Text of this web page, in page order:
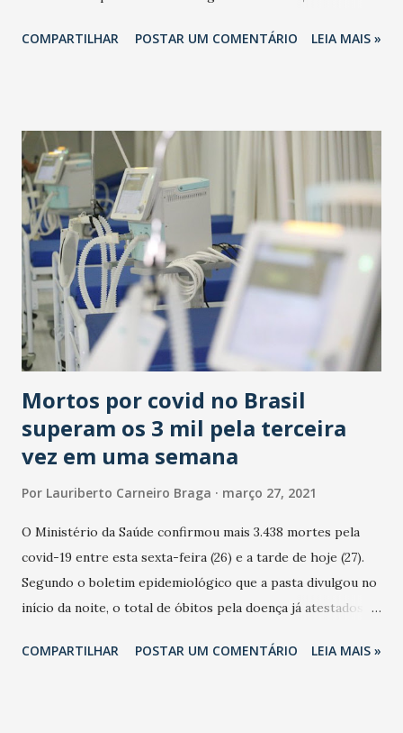
Mista de Orçamento, Flávia Arruda (PL-DF), apresentando
os quais tenho a honra de representar. Gratidão pela
oportunidade de poder trabalhar pelo nosso povo”,
declarou o parlamentar. Ainda em Brasília, Leonardo Araújo
encontrou-se com o ex-vice-prefeito de Fortaleza, Marlon
Cambraia, que também foi secretário de Desenvolvimento
Regional no Ministério da Integração Nacional, e hoje é
secretário geral da Mesa Diretora da Câmara Legislativa do
Distrito Federal.
COMPARTILHAR POSTAR UM COMENTÁRIO LEIA MAIS »
Mortos por covid no Brasil
superam os 3 mil pela terceira
vez em uma semana
Por Lauriberto Carneiro Braga março 27, 2021
O Ministério da Saúde confirmou mais 3.438 mortes pela
covid-19 entre esta sexta-feira (26) e a tarde de hoje (27).
Segundo o boletim epidemiológico que a pasta divulgou no
início da noite, o total de óbitos pela doença já atestados
que o total de vítimas fatais da doença ultrapassa a casa dos
COMPARTILHAR POSTAR UM COMENTÁRIO LEIA MAIS »